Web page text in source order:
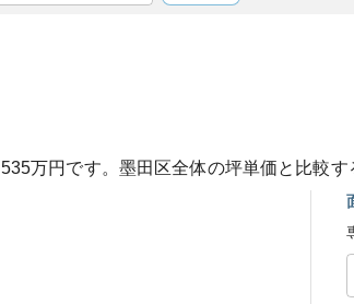
535万円です。 墨田区全体の坪単価と比較す